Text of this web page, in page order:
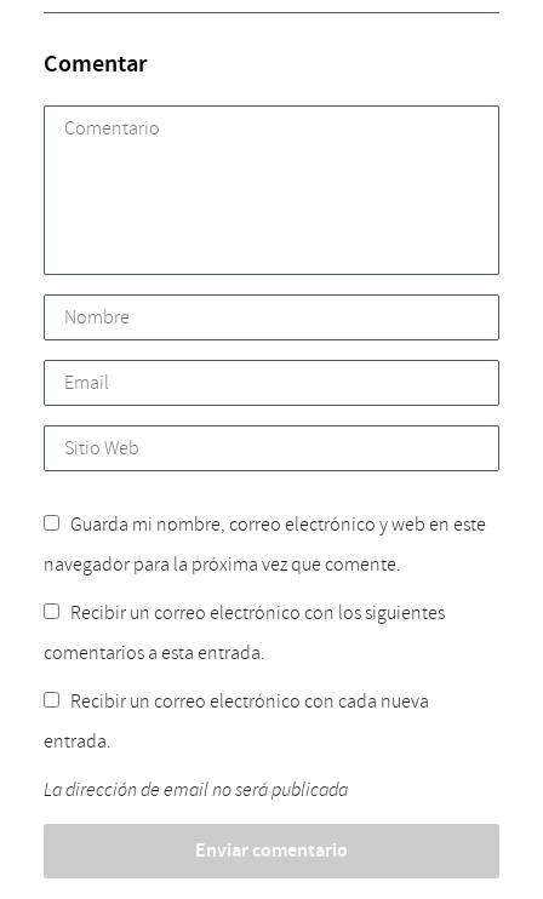
Comentar
Guarda mi nombre, correo electrónico y web en este
navegador para la próxima vez que comente.
Recibir un correo electrónico con los siguientes
comentarios a esta entrada.
Recibir un correo electrónico con cada nueva
entrada.
La dirección de email no será publicada